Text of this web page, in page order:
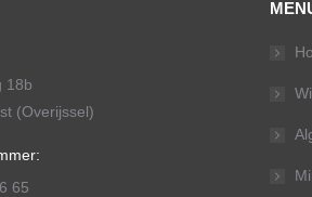
18b
(Overijssel)
65